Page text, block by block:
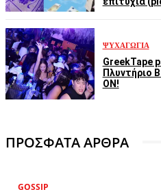
ΨΥΧΑΓΩΓΊΑ
GreekTape
Πλυντήριο
ON!
ΠΡΟΣΦΑΤΑ ΑΡΘΡΑ
GOSSIP